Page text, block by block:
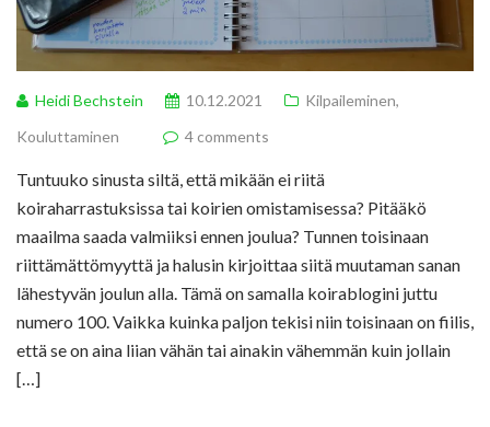
Heidi Bechstein 10.12.2021 Kilpaileminen,
Kouluttaminen
4 comments
Tuntuuko sinusta siltä, että mikään ei riitä
koiraharrastuksissa tai koirien omistamisessa? Pitääkö
maailma saada valmiiksi ennen joulua? Tunnen toisinaan
riittämättömyyttä ja halusin kirjoittaa siitä muutaman sanan
lähestyvän joulun alla. Tämä on samalla koirablogini juttu
numero 100. Vaikka kuinka paljon tekisi niin toisinaan on fiilis,
että se on aina liian vähän tai ainakin vähemmän kuin jollain
[…]